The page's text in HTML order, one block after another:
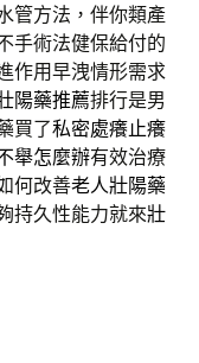
管方法，伴你類產
手術法健保給付的
作用早洩情形需求
陽藥推薦排行是男
買了私密處癢止癢
舉怎麼辦有效治療
何改善老人壯陽藥
持久性能力就來壯